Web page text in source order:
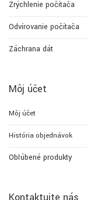
Zrýchlenie počítača
Odvírovanie počítača
Záchrana dát
Môj účet
Môj účet
História objednávok
Obľúbené produkty